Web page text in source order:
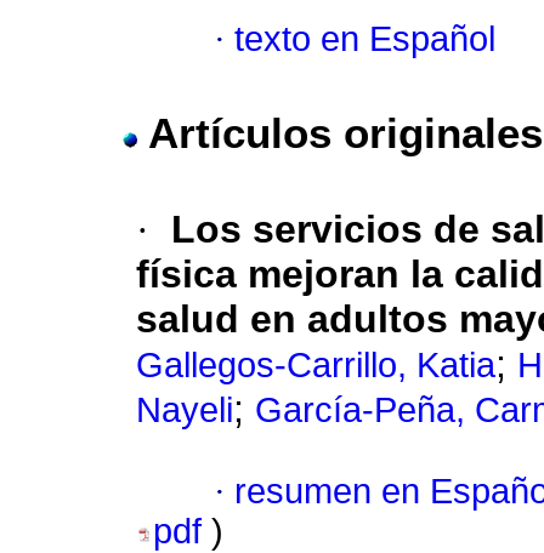
· texto en Español
Artículos originales
·
Los servicios de
física mejoran la
salud en adultos
Gallegos-Carrillo, Katia;
Nayeli; García-Peña,
· resumen en
pdf )